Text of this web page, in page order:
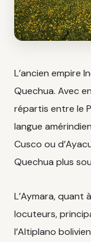
L’ancien empire
Quechua. Avec
répartis entre le
langue
Cusco ou
Quechua plus
L’Aymara, quant
locuteurs,
l’Altiplano